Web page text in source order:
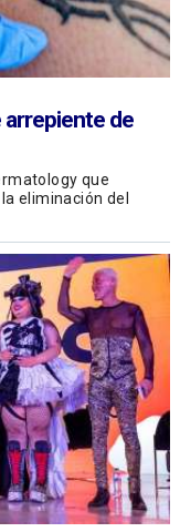
arrepiente de
que
eliminación del